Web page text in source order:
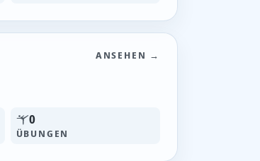
ANSEHEN →
0
ÜBUNGEN